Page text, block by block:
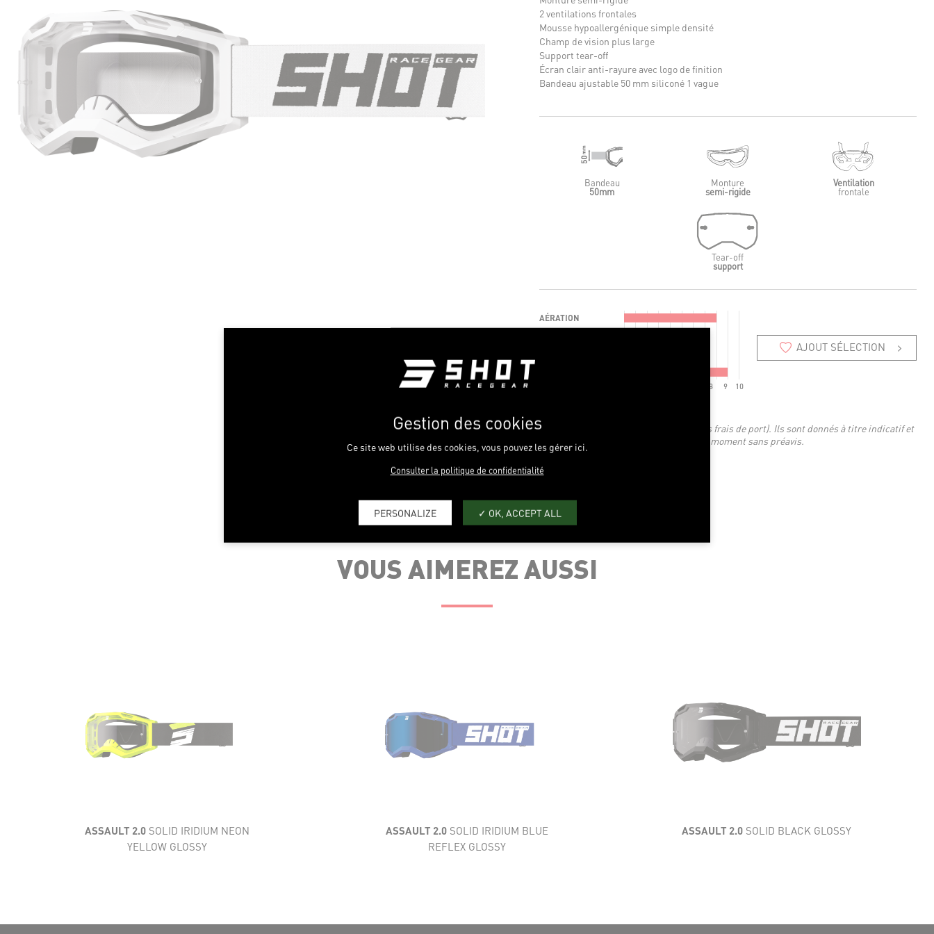
2 ventilations frontales
Mousse hypoallergénique simple densité
Champ de vision plus large
Support tear-off
Écran clair anti-rayure avec logo de finition
Bandeau ajustable 50 mm siliconé 1 vague
Bandeau
50mm
Monture
semi-rigide
Ventilation
frontale
Tear-off
support
AÉRATION
8 9 10
AJOUT SÉLECTION
Nos prix s'entendent TTC en euros (hors frais de port). Ils sont donnés à titre indicatif et
sont susceptibles d'être modifiés à tout moment sans préavis.
VOUS AIMEREZ AUSSI
ASSAULT 2.0 SOLID IRIDIUM NEON
YELLOW GLOSSY
AÉRATION
CONFORT
ASSAULT 2.0SOLID IRIDIUM BLUE
REFLEX GLOSSY
CONFORT
ASSAULT 2.0 SOLID BLACK GLOSSY
AÉRATION
CONFORT
Gestion des cookies
Ce site web utilise des cookies, vous pouvez les gérer ici.
Consulter la politique de confidentialité
PERSONALIZE OK, ACCEPT ALL